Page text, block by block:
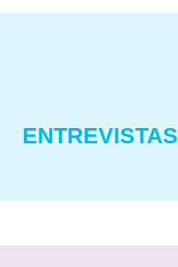
ENTREVISTAS